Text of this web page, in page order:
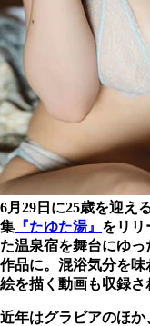
6月29日に25歳を迎え
集 『たゆた湯』 をリリ
た温泉宿を舞台にゆ
作品に。混浴気分を
絵を描く動画も収録さ
近年はグラビアのほ